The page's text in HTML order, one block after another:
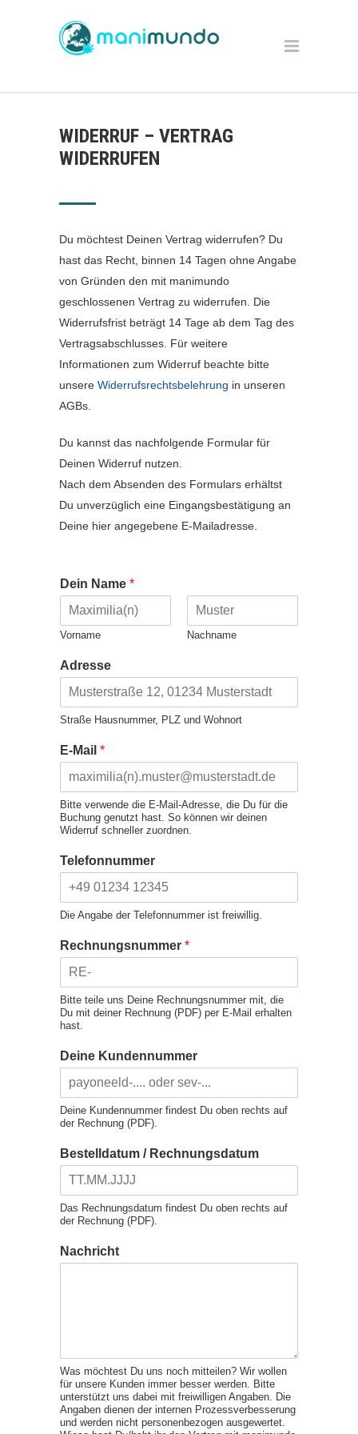
WIDERRUF – VERTRAG
WIDERRUFEN
Du möchtest Deinen Vertrag widerrufen? Du
hast das Recht, binnen 14 Tagen ohne Angabe
von Gründen den mit manimundo
geschlossenen Vertrag zu widerrufen. Die
Widerrufsfrist beträgt 14 Tage ab dem Tag des
Vertragsabschlusses. Für weitere
Informationen zum Widerruf beachte bitte
unsere Widerrufsrechtsbelehrung in unseren
AGBs.
Du kannst das nachfolgende Formular für
Deinen Widerruf nutzen.
Nach dem Absenden des Formulars erhältst
Du unverzüglich eine Eingangsbestätigung an
Deine hier angegebene E-Mailadresse.
Dein Name *
Vorname Nachname
Adresse
Straße Hausnummer, PLZ und Wohnort
E-Mail *
Bitte verwende die E-Mail-Adresse, die Du für die
Buchung genutzt hast. So können wir deinen
Widerruf schneller zuordnen.
Telefonnummer
Die Angabe der Telefonnummer ist freiwillig.
Rechnungsnummer *
Bitte teile uns Deine Rechnungsnummer mit, die
Du mit deiner Rechnung (PDF) per E-Mail erhalten
hast.
Deine Kundennummer
Deine Kundennummer findest Du oben rechts auf
der Rechnung (PDF).
Bestelldatum / Rechnungsdatum
Das Rechnungsdatum findest Du oben rechts auf
der Rechnung (PDF).
Nachricht
Was möchtest Du uns noch mitteilen? Wir wollen
für unsere Kunden immer besser werden. Bitte
unterstützt uns dabei mit freiwilligen Angaben. Die
Angaben dienen der internen Prozessverbesserung
und werden nicht personenbezogen ausgewertet.